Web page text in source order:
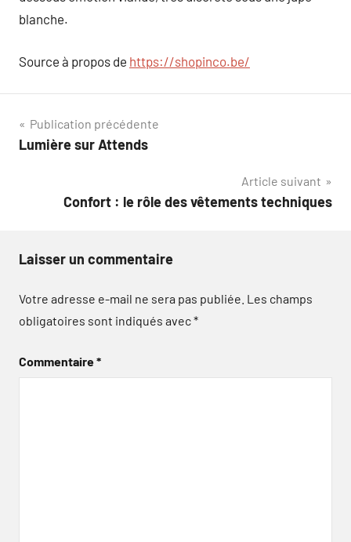
blanche.
Source à propos de https://shopinco.be/
Navigation
de
Publication précédente
Lumière sur Attends
Article suivant
Confort : le rôle des vêtements techniques
Laisser un commentaire
Votre adresse e-mail ne sera pas publiée. Les champs
obligatoires sont indiqués avec*
Commentaire*